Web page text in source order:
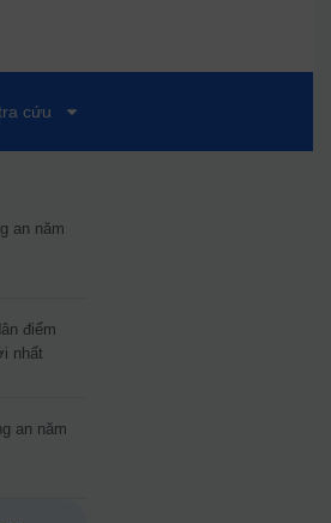
cứu
an năm
điểm
nhất
an năm